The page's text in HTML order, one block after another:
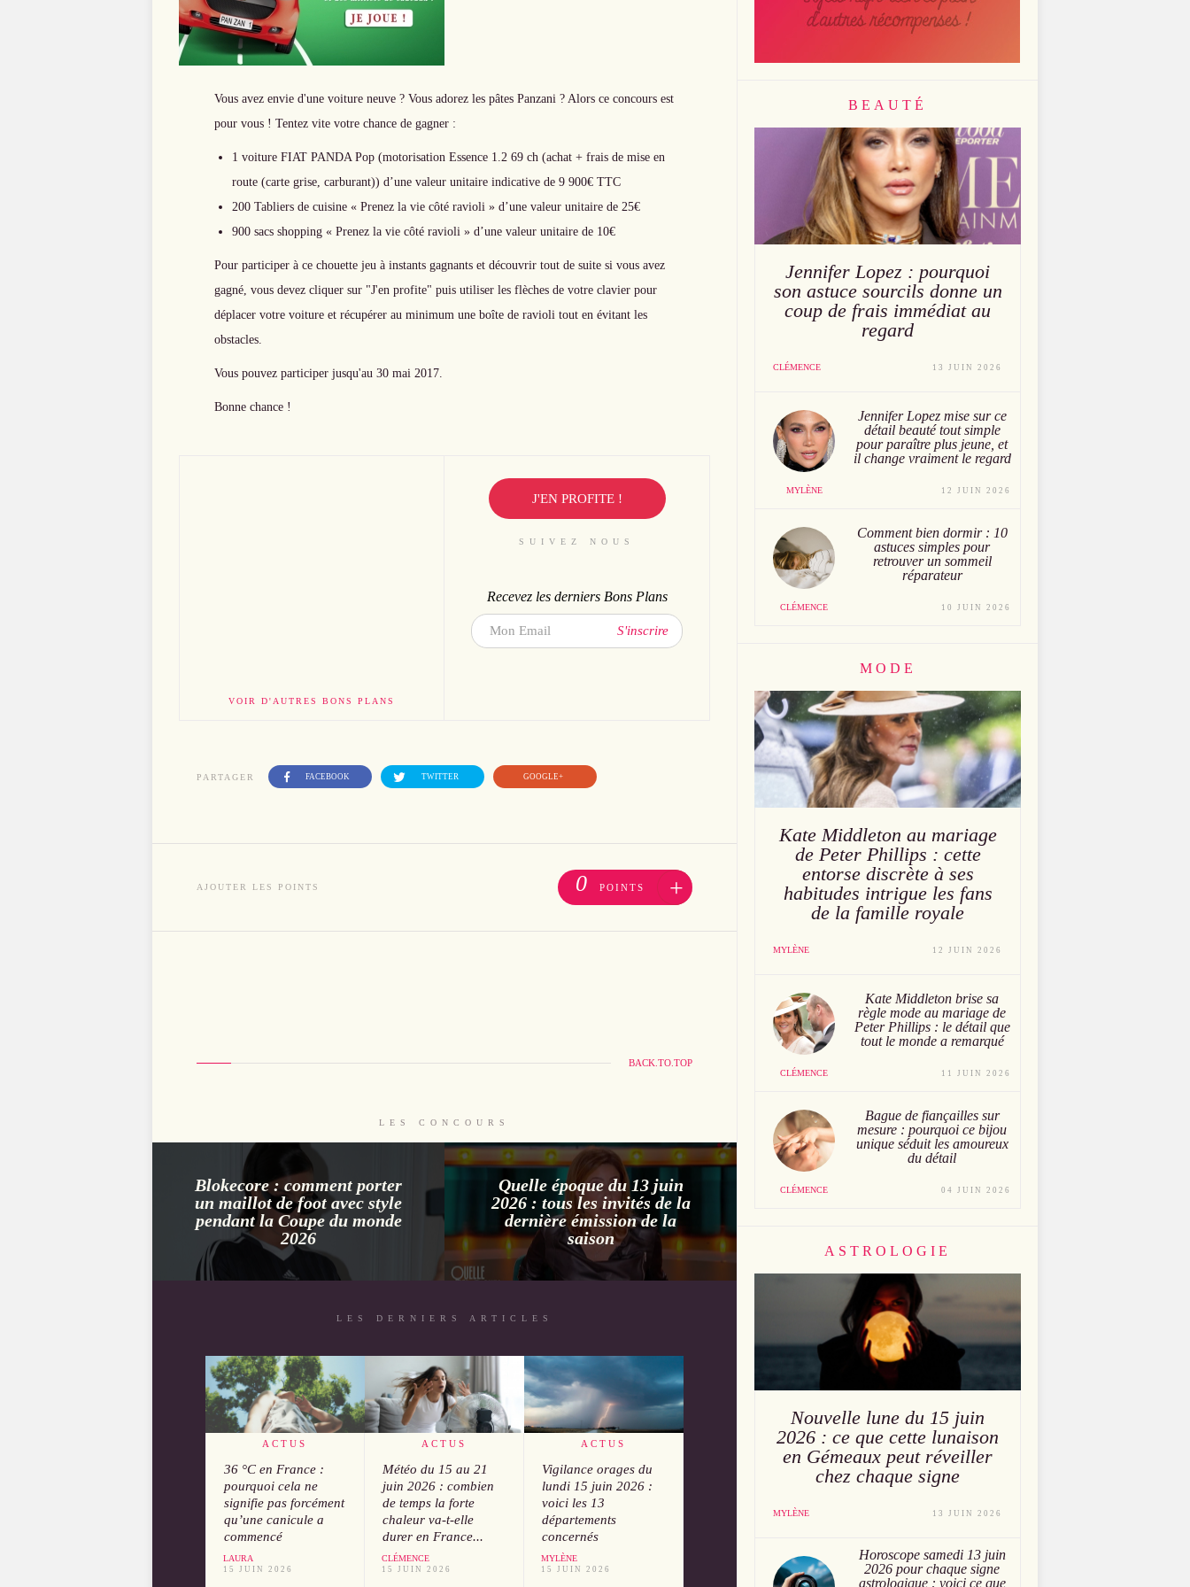
Vous avez envie d'une voiture neuve ? Vous adorez les pâtes Panzani ? Alors ce concours est
pour vous ! Tentez vite votre chance de gagner :
1 voiture FIAT PANDA Pop (motorisation Essence 1.2 69 ch (achat + frais de mise en
route (carte grise, carburant)) d’une valeur unitaire indicative de 9 900€ TTC
200 Tabliers de cuisine « Prenez la vie côté ravioli » d’une valeur unitaire de 25€
900 sacs shopping « Prenez la vie côté ravioli » d’une valeur unitaire de 10€
Pour participer à ce chouette jeu à instants gagnants et découvrir tout de suite si vous avez
gagné, vous devez cliquer sur "J'en profite" puis utiliser les flèches de votre clavier pour
déplacer votre voiture et récupérer au minimum une boîte de ravioli tout en évitant les
obstacles.
Vous pouvez participer jusqu'au 30 mai 2017.
Bonne chance !
VOIR D'AUTRES BONS PLANS
J'EN PROFITE !
SUIVEZ NOUS
Recevez les derniers Bons Plans
S'inscrire
PARTAGER FACEBOOK TWITTER GOOGLE+
AJOUTER LES POINTS 0 POINTS +
BACK.TO.TOP
LES CONCOURS
Blokecore : comment porter
un maillot de foot avec style
pendant la Coupe du monde
2026
Quelle époque du 13 juin
2026 : tous les invités de la
dernière émission de la
saison
LES DERNIERS ARTICLES
ACTUS
36 °C en France :
pourquoi cela ne
signifie pas forcément
qu’une canicule a
commencé
LAURA
15 JUIN 2026
ACTUS
Météo du 15 au 21
juin 2026 : combien
de temps la forte
chaleur va-t-elle
durer en France...
CLÉMENCE
15 JUIN 2026
ACTUS
Vigilance orages du
lundi 15 juin 2026 :
voici les 13
départements
concernés
MYLÈNE
15 JUIN 2026
BEAUTÉ
Jennifer Lopez : pourquoi
son astuce sourcils donne un
coup de frais immédiat au
regard
CLÉMENCE 13 JUIN 2026
Jennifer Lopez mise sur ce
détail beauté tout simple
pour paraître plus jeune, et
il change vraiment le regard
MYLÈNE 12 JUIN 2026
Comment bien dormir : 10
astuces simples pour
retrouver un sommeil
réparateur
CLÉMENCE 10 JUIN 2026
MODE
Kate Middleton au mariage
de Peter Phillips : cette
entorse discrète à ses
habitudes intrigue les fans
de la famille royale
MYLÈNE 12 JUIN 2026
Kate Middleton brise sa
règle mode au mariage de
Peter Phillips : le détail que
tout le monde a remarqué
CLÉMENCE 11 JUIN 2026
Bague de fiançailles sur
mesure : pourquoi ce bijou
unique séduit les amoureux
du détail
CLÉMENCE 04 JUIN 2026
ASTROLOGIE
Nouvelle lune du 15 juin
2026 : ce que cette lunaison
en Gémeaux peut réveiller
chez chaque signe
MYLÈNE 13 JUIN 2026
Horoscope samedi 13 juin
2026 pour chaque signe
astrologique : voici ce que